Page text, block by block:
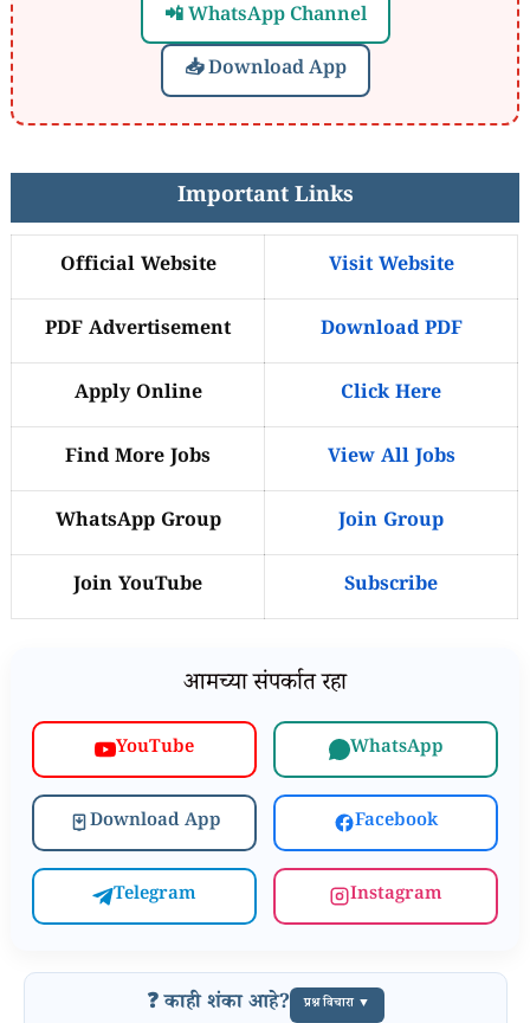
📲 WhatsApp Channel
📥 Download App
Important Links
Official Website Visit Website
PDF Advertisement Download PDF
Apply Online Click Here
Find More Jobs View All Jobs
WhatsApp Group Join Group
Join YouTube Subscribe
आमच्या संपर्कात रहा
YouTube WhatsApp
Download App Facebook
Telegram Instagram
❓ काही शंका आहे? प्रश्न विचारा ▼